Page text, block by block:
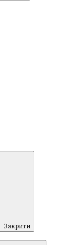
Закрити